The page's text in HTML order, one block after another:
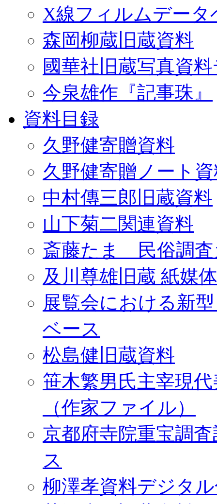
X線フィルムデータ
森岡柳蔵旧蔵資料
國華社旧蔵写真資
今泉雄作『記事珠』
資料目録
久野健寄贈資料
久野健寄贈ノート
中村傳三郎旧蔵資料
山下菊二関連資料
斎藤たま 民俗調査
及川尊雄旧蔵 紙媒
展覧会における新
ベース
松島健旧蔵資料
笹木繁男氏主宰現
（作家ファイル）
京都府寺院重宝調
ス
柳澤孝資料デジタ